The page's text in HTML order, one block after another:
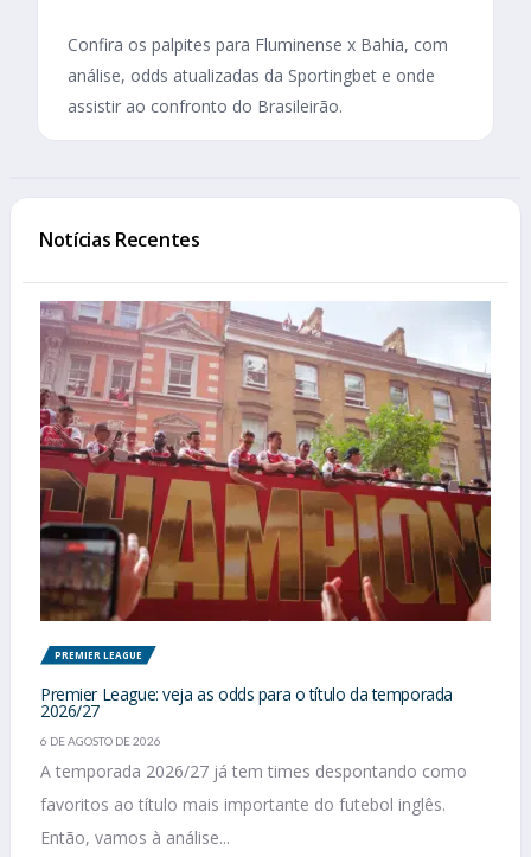
Confira os palpites para Fluminense x Bahia, com
análise, odds atualizadas da Sportingbet e onde
assistir ao confronto do Brasileirão.
Notícias Recentes
PREMIER LEAGUE
Premier League: veja as odds para o título da temporada
2026/27
6 DE AGOSTO DE 2026
A temporada 2026/27 já tem times despontando como
favoritos ao título mais importante do futebol inglês.
Então, vamos à análise...